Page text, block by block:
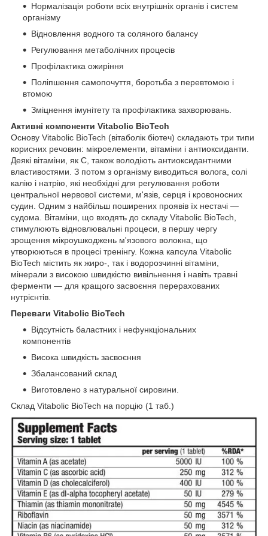
Нормалізація роботи всіх внутрішніх органів і систем
організму
Відновлення водного та соляного балансу
Регулювання метаболічних процесів
Профілактика ожиріння
Поліпшення самопочуття, боротьба з перевтомою і
втомою
Зміцнення імунітету та профілактика захворювань.
Активні компоненти Vitabolic BioTech
Основу Vitabolic BioTech (вітаболік біотеч) складають три типи
корисних речовин: мікроелементи, вітаміни і антиоксиданти.
Деякі вітаміни, як C, також володіють антиоксидантними
властивостями. З потом з організму виводиться волога, солі
калію і натрію, які необхідні для регулювання роботи
центральної нервової системи, м'язів, серця і кровоносних
судин. Одним з найбільш поширених проявів їх нестачі ―
судома. Вітаміни, що входять до складу Vitabolic BioTech,
стимулюють відновлювальні процеси, в першу чергу
зрощення мікроушкоджень м'язового волокна, що
утворюються в процесі тренінгу. Кожна капсула Vitabolic
BioTech містить як жиро-, так і водорозчинні вітаміни,
мінерали з високою швидкістю вивільнення і навіть травні
ферменти ― для кращого засвоєння перерахованих
нутрієнтів.
Переваги Vitabolic BioTech
Відсутність баластних і нефункціональних
компонентів
Висока швидкість засвоєння
Збалансований склад
Виготовлено з натуральної сировини.
Склад Vitabolic BioTech на порцію (1 таб.)